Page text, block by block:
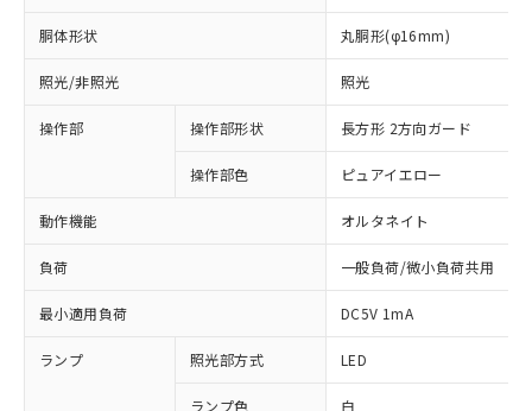
胴体形状 丸胴形(φ16mm)
照光/非照光 照光
操作部 操作部形状 長方形 2方向ガード
操作部色 ピュアイエロー
動作機能 オルタネイト
負荷 一般負荷/微小負荷共用
最小適用負荷 DC5V 1mA
ランプ 照光部方式 LED
ランプ色 白